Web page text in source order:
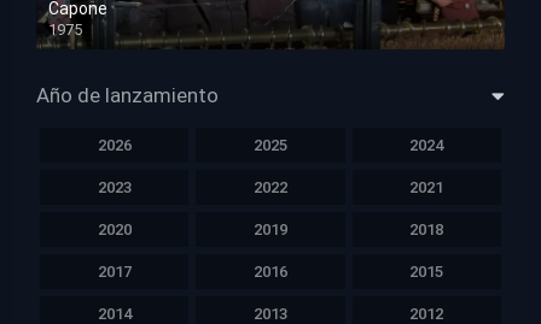
Capone
1975
HD 1080p
Año de lanzamiento
2026 2025 2024
2023 2022 2021
2020 2019 2018
2017 2016 2015
2014 2013 2012